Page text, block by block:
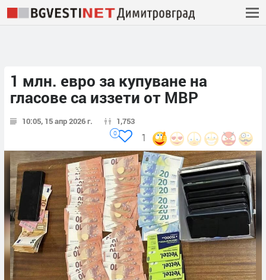
1 млн. евро за купуване на
гласове са иззети от МВР
10:05, 15 апр 2026 г. 1,753
1
0